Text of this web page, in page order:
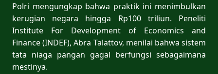
Polri mengungkap bahwa praktik ini menimbulkan
kerugian negara hingga Rp100 triliun. Peneliti
Institute For Development of Economics and
Finance (INDEF), Abra Talattov, menilai bahwa sistem
tata niaga pangan gagal berfungsi sebagaimana
mestinya.